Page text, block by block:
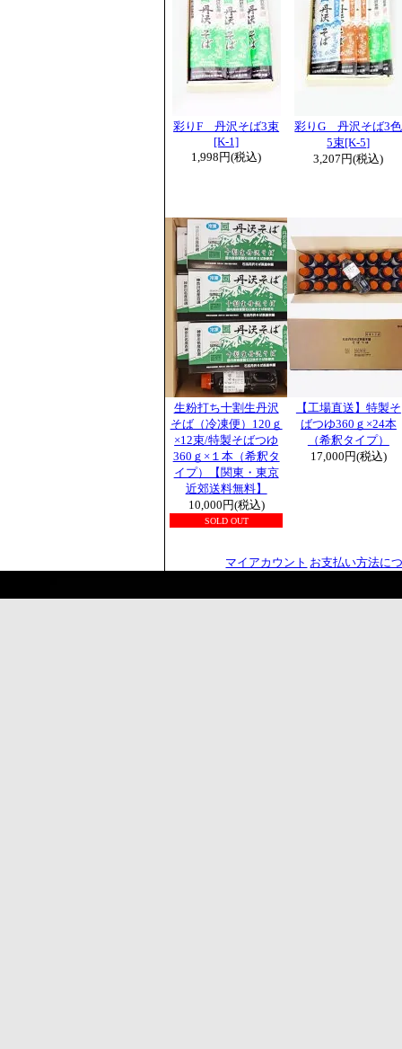
彩りF 丹沢そば3束
[K-1]
1,998円(税込)
彩りG 丹沢そば3色
5束[K-5]
3,207円(税込)
生粉打ち十割生丹沢
そば（冷凍便）120ｇ
×12束/特製そばつゆ
360ｇ×１本（希釈タ
イプ）【関東・東京
近郊送料無料】
10,000円(税込)
SOLD OUT
【工場直送】特製そ
ばつゆ360ｇ×24本
（希釈タイプ）
17,000円(税込)
マイアカウント お支払い方法に